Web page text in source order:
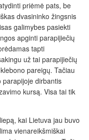
priėmė pats, be
dvasininko žingsnis
galimybes pasiekti
apginti parapijiečių
tapti
už tai parapijiečių
pareigų. Tačiau
parapijoje dirbantis
kursą. Visa tai tik
kai Lietuva jau buvo
vienareikšmiškai